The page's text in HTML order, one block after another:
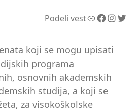
Podeli vestLink Facebook InstagramTwitter
koji se mogu upisati
programa
osnovnih akademskih
studija, a koji se
za visokoškolske